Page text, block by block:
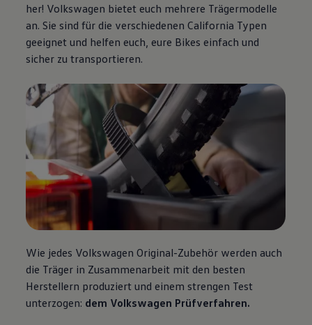
her! Volkswagen bietet euch mehrere Trägermodelle
an. Sie sind für die verschiedenen California Typen
geeignet und helfen euch, eure Bikes einfach und
sicher zu transportieren.
Wie jedes Volkswagen Original-Zubehör werden auch
die Träger in Zusammenarbeit mit den besten
Herstellern produziert und einem strengen Test
unterzogen: dem Volkswagen Prüfverfahren.